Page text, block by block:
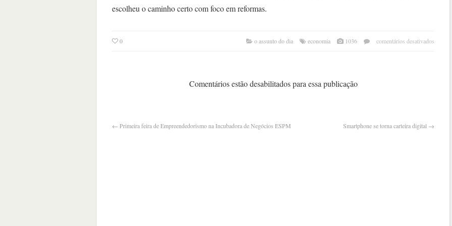
escolheu o caminho certo com foco em reformas.
0 o assunto do dia economia 1036 comentários desativados
Comentários estão desabilitados para essa publicação
← Primeira feira de Empreendedorismo na Incubadora de Negócios ESPM Smartphone se torna carteira digital →